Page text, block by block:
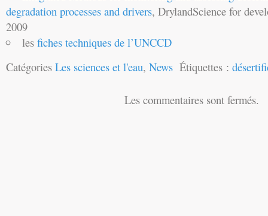
degradation processes and drivers, DrylandScience for
2009
les fiches techniques de l’UNCCD
Catégories Les sciences et l'eau, News Étiquettes :
Les commentaires sont fermés.